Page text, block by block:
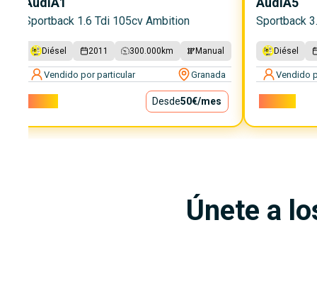
Sportback 1.6 Tdi 105cv Ambition
Diésel 2011 300.000 km Manual
Vendido por particular Granada
Desde50€/mes
Sportback
Diésel
Vendido
Únete a